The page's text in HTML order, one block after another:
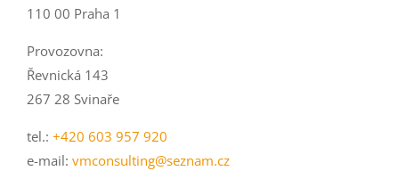
110 00 Praha 1
Provozovna:
Řevnická 143
267 28 Svinaře
tel.: +420 603 957 920
e-mail: vmconsulting@seznam.cz